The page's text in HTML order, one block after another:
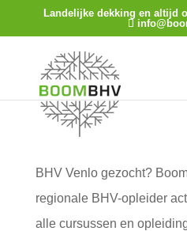
Landelijke dekking en altijd
BHV Venlo gezocht?
regionale BHV-opleider
alle cursussen en